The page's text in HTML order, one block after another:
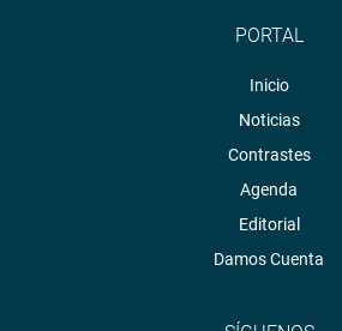
PORTAL
Inicio
Noticias
Contrastes
Agenda
Editorial
Damos Cuenta